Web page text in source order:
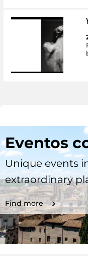
Eventos
Unique events
extraordinary
Find more